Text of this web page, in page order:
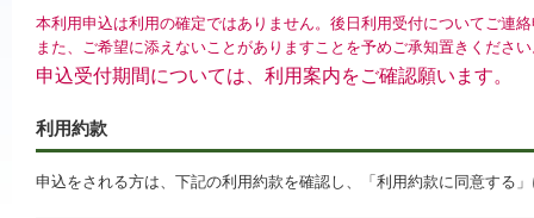
本利用申込は利用の確定ではありません。後日利用受付についてご連
また、ご希望に添えないことがありますことを予めご承知置きくださ
申込受付期間については、利用案内をご確認願います。
利用約款
申込をされる方は、下記の利用約款を確認し、「利用約款に同意する